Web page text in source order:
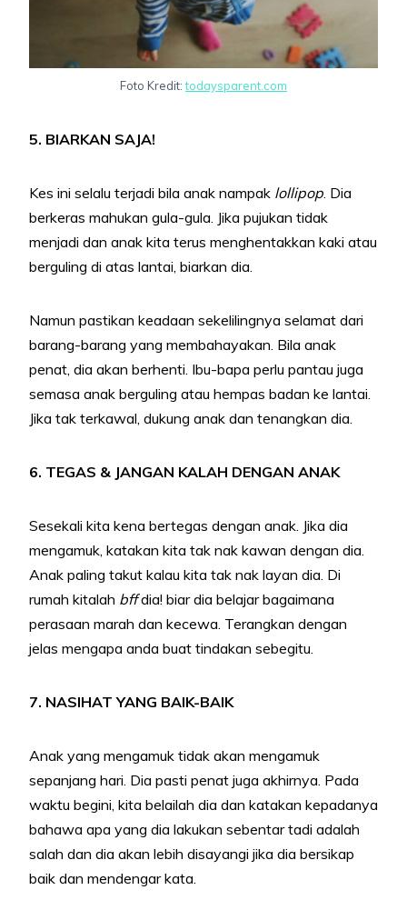
Foto Kredit:todaysparent.com
5. BIARKAN SAJA!
Kes ini selalu terjadi bila anak nampak lollipop. Dia
berkeras mahukan gula-gula. Jika pujukan tidak
menjadi dan anak kita terus menghentakkan kaki atau
berguling di atas lantai, biarkan dia.
Namun pastikan keadaan sekelilingnya selamat dari
barang-barang yang membahayakan. Bila anak
penat, dia akan berhenti. Ibu-bapa perlu pantau juga
semasa anak berguling atau hempas badan ke lantai.
Jika tak terkawal, dukung anak dan tenangkan dia.
6. TEGAS & JANGAN KALAH DENGAN ANAK
Sesekali kita kena bertegas dengan anak. Jika dia
mengamuk, katakan kita tak nak kawan dengan dia.
Anak paling takut kalau kita tak nak layan dia. Di
rumah kitalah bffdia! biar dia belajar bagaimana
perasaan marah dan kecewa. Terangkan dengan
jelas mengapa anda buat tindakan sebegitu.
7. NASIHAT YANG BAIK-BAIK
Anak yang mengamuk tidak akan mengamuk
sepanjang hari. Dia pasti penat juga akhirnya. Pada
waktu begini, kita belailah dia dan katakan kepadanya
bahawa apa yang dia lakukan sebentar tadi adalah
salah dan dia akan lebih disayangi jika dia bersikap
baik dan mendengar kata.